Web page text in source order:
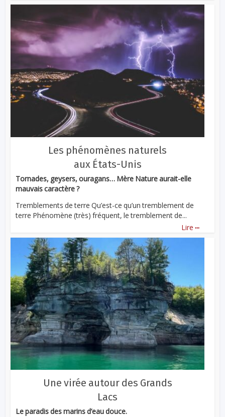
Les phénomènes naturels
aux États-Unis
Tornades, geysers, ouragans… Mère Nature aurait-elle
mauvais caractère ?
Tremblements de terre Qu’est-ce qu’un tremblement de
terre Phénomène (très) fréquent, le tremblement de...
Lire ...
Une virée autour des Grands
Lacs
Le paradis des marins d’eau douce.